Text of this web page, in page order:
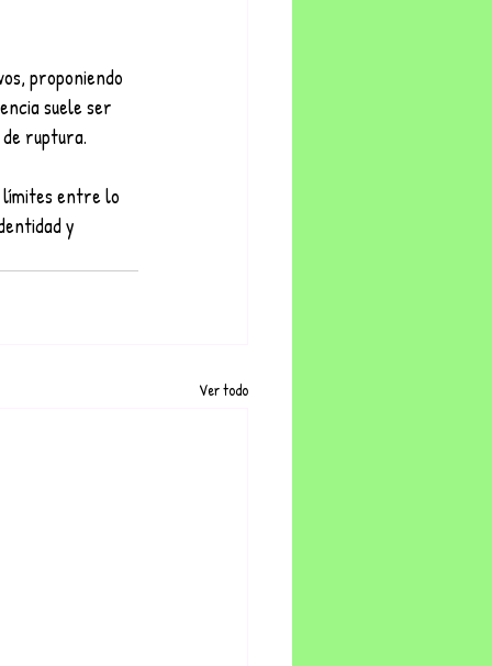
proponiendo
suele ser
ruptura.
límites entre lo
y
Ver todo